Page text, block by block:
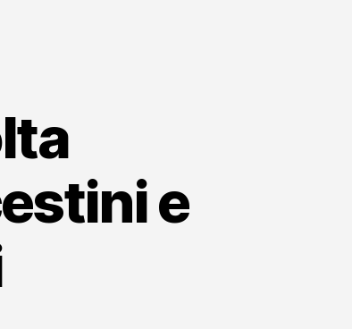
e